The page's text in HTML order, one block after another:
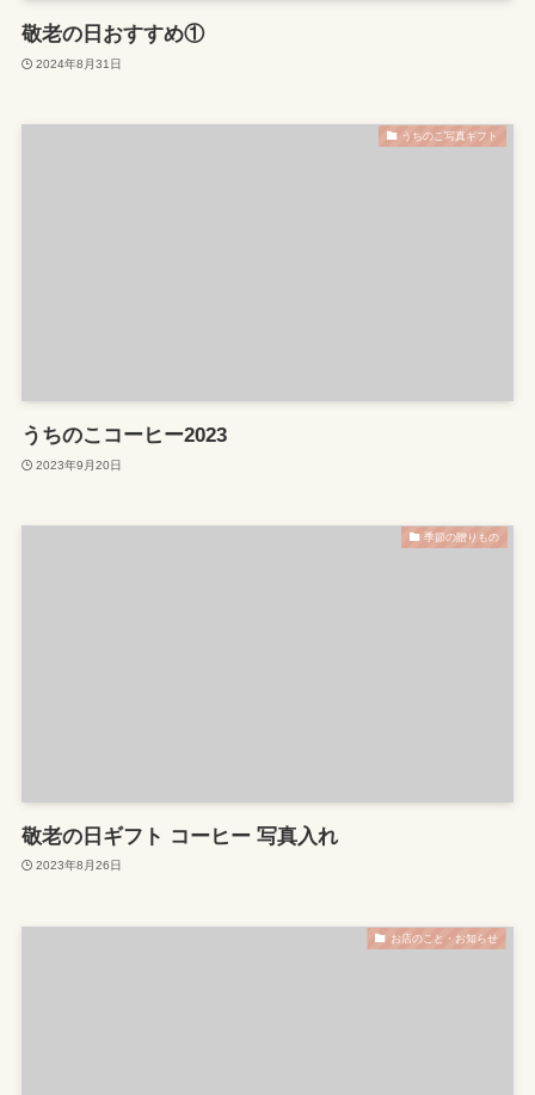
敬老の日おすすめ①
2024年8月31日
うちのこ写真ギフト
うちのこコーヒー2023
2023年9月20日
季節の贈りもの
敬老の日ギフト コーヒー 写真入れ
2023年8月26日
お店のこと・お知らせ